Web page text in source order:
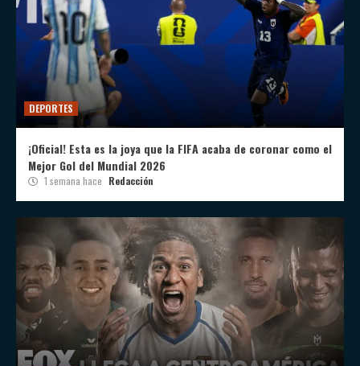
DEPORTES
¡Oficial! Esta es la joya que la FIFA acaba de coronar como el
Mejor Gol del Mundial 2026
1 semana hace Redacción